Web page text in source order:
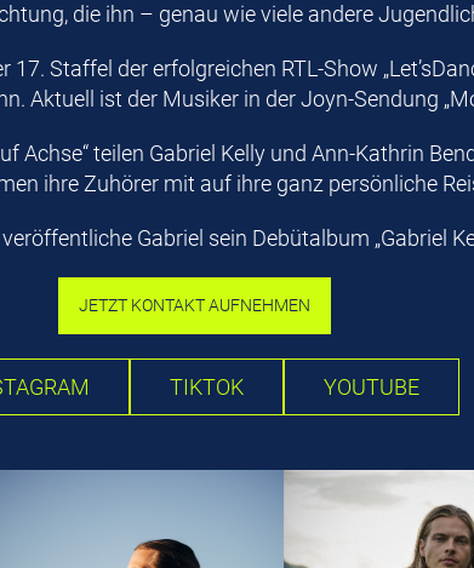
die ihn – genau wie viele andere
Staffel der erfolgreichen RTL-Show
Aktuell ist der Musiker in der Joyn-Sendung
Achse“ teilen Gabriel Kelly und Ann-Kathrin
ihre Zuhörer mit auf ihre ganz persönliche
Gabriel sein Debütalbum „Gabriel
JETZT KONTAKT AUFNEHMEN
TIKTOK YOUTUBE